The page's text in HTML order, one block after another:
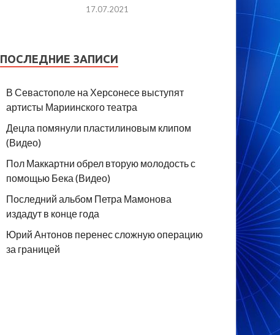
17.07.2021
ПОСЛЕДНИЕ ЗАПИСИ
В Севастополе на Херсонесе выступят
артисты Мариинского театра
Децла помянули пластилиновым клипом
(Видео)
Пол Маккартни обрел вторую молодость с
помощью Бека (Видео)
Последний альбом Петра Мамонова
издадут в конце года
Юрий Антонов перенес сложную операцию
за границей